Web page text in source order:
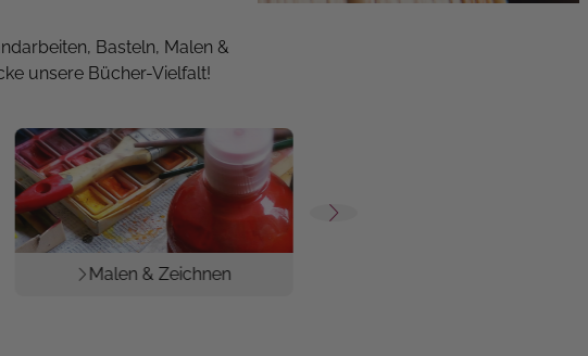
Basteln, Malen &
unsere Bücher-Vielfalt!
Malen & Zeichnen